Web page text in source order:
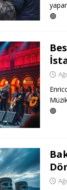
🟢
🟢